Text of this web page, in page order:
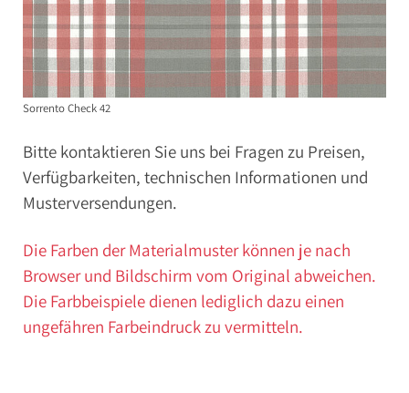
Sorrento Check 42
Bitte kontaktieren Sie uns bei Fragen zu Preisen,
Verfügbarkeiten, technischen Informationen und
Musterversendungen.
Die Farben der Materialmuster können je nach
Browser und Bildschirm vom Original abweichen.
Die Farbbeispiele dienen lediglich dazu einen
ungefähren Farbeindruck zu vermitteln.